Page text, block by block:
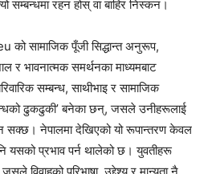
सम्बन्धमा रहन होस् वा बाहिर निस्कन।
सामाजिक पूँजी सिद्धान्त अनुरूप,
र भावनात्मक समर्थनका माध्यमबाट
सम्बन्ध, साथीभाइ र सामाजिक
ढुकढुकी’ बनेका छन्, जसले उनीहरूलाई
सक्छ। नेपालमा देखिएको यो रूपान्तरण केवल
यसको प्रभाव पर्न थालेको छ। युवतीहरू